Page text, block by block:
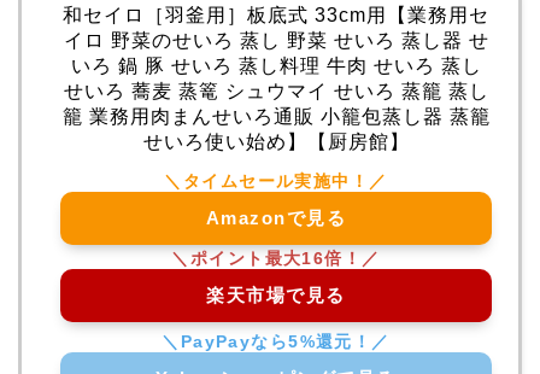
和セイロ［羽釜用］板底式 33cm用【業務用セ
イロ 野菜のせいろ 蒸し 野菜 せいろ 蒸し器 せ
いろ 鍋 豚 せいろ 蒸し料理 牛肉 せいろ 蒸し
せいろ 蕎麦 蒸篭 シュウマイ せいろ 蒸籠 蒸し
籠 業務用肉まんせいろ通販 小籠包蒸し器 蒸籠
せいろ使い始め】【厨房館】
Amazonで見る
楽天市場で見る